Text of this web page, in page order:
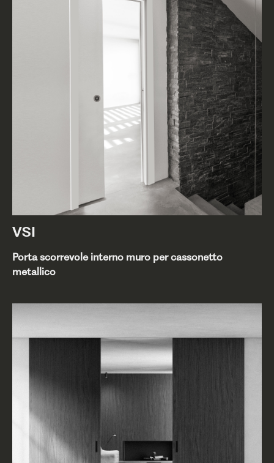
VSI
Porta scorrevole interno muro per cassonetto
metallico